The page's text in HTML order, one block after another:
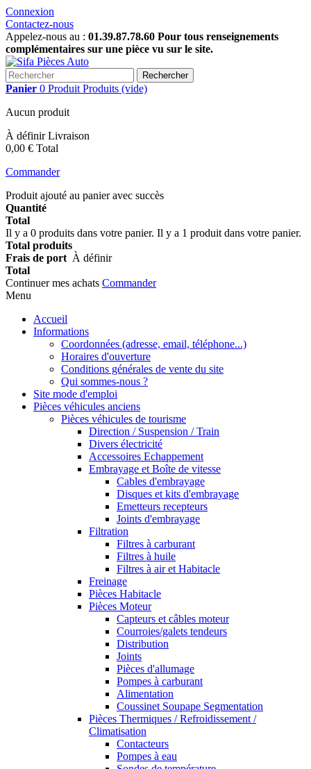
Connexion
Contactez-nous
Appelez-nous au : 01.39.87.78.60 Pour tous renseignements
complémentaires sur une pièce vu sur le site.
Rechercher
Panier 0 Produit Produits (vide)
Aucun produit
À définirLivraison
0,00 € Total
Commander
Produit ajouté au panier avec succès
Quantité
Total
Il y a 0 produits dans votre panier. Il y a 1 produit dans votre panier.
Total produits
Frais de port À définir
Total
Continuer mes achats Commander
Menu
Accueil
Informations
Coordonnées (adresse, email, téléphone...)
Horaires d'ouverture
Conditions générales de vente du site
Qui sommes-nous ?
Site mode d'emploi
Pièces véhicules anciens
Pièces véhicules de tourisme
Direction / Suspension / Train
Divers électricité
Accessoires Echappement
Embrayage et Boîte de vitesse
Cables d'embrayage
Disques et kits d'embrayage
Emetteurs recepteurs
Joints d'embrayage
Filtration
Filtres à carburant
Filtres à huile
Filtres à air et Habitacle
Freinage
Pièces Habitacle
Pièces Moteur
Capteurs et câbles moteur
Courroies/galets tendeurs
Distribution
Joints
Pièces d'allumage
Pompes à carburant
Alimentation
Coussinet Soupape Segmentation
Pièces Thermiques / Refroidissement /
Climatisation
Contacteurs
Pompes à eau